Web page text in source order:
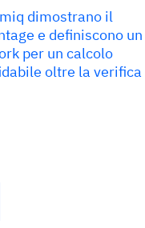
dimostrano il
e definiscono un
per un calcolo
oltre la verifica